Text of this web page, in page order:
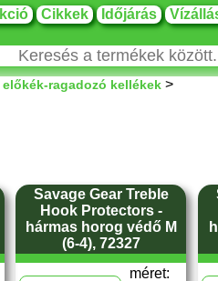
Cikkek Időjárás
ragadozó kellékek >
Savage Gear Treble
Hook Protectors -
hármas horog védő M
(6-4), 72327
méret: